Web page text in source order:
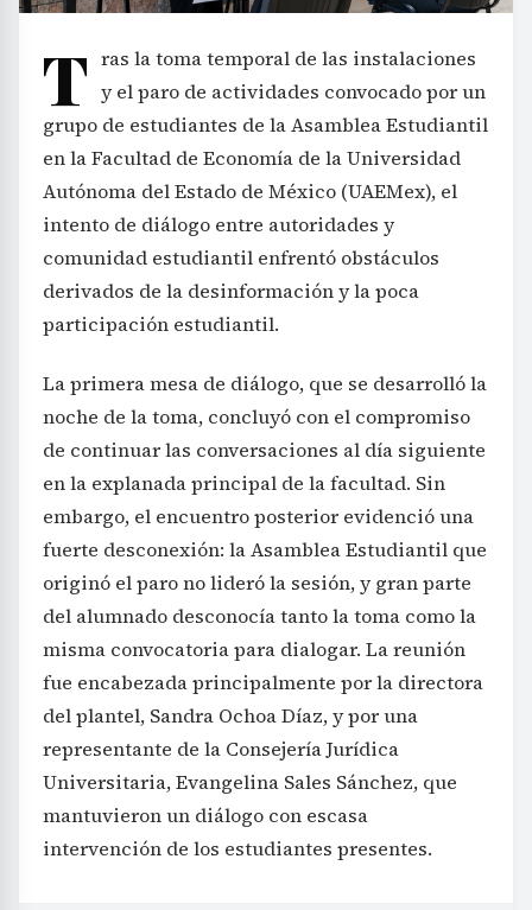
T ras la toma temporal de las instalaciones
y el paro de actividades convocado por un
grupo de estudiantes de la Asamblea Estudiantil
en la Facultad de Economía de la Universidad
Autónoma del Estado de México (UAEMex), el
intento de diálogo entre autoridades y
comunidad estudiantil enfrentó obstáculos
derivados de la desinformación y la poca
participación estudiantil.
La primera mesa de diálogo, que se desarrolló la
noche de la toma, concluyó con el compromiso
de continuar las conversaciones al día siguiente
en la explanada principal de la facultad. Sin
embargo, el encuentro posterior evidenció una
fuerte desconexión: la Asamblea Estudiantil que
originó el paro no lideró la sesión, y gran parte
del alumnado desconocía tanto la toma como la
misma convocatoria para dialogar. La reunión
fue encabezada principalmente por la directora
del plantel, Sandra Ochoa Díaz, y por una
representante de la Consejería Jurídica
Universitaria, Evangelina Sales Sánchez, que
mantuvieron un diálogo con escasa
intervención de los estudiantes presentes.